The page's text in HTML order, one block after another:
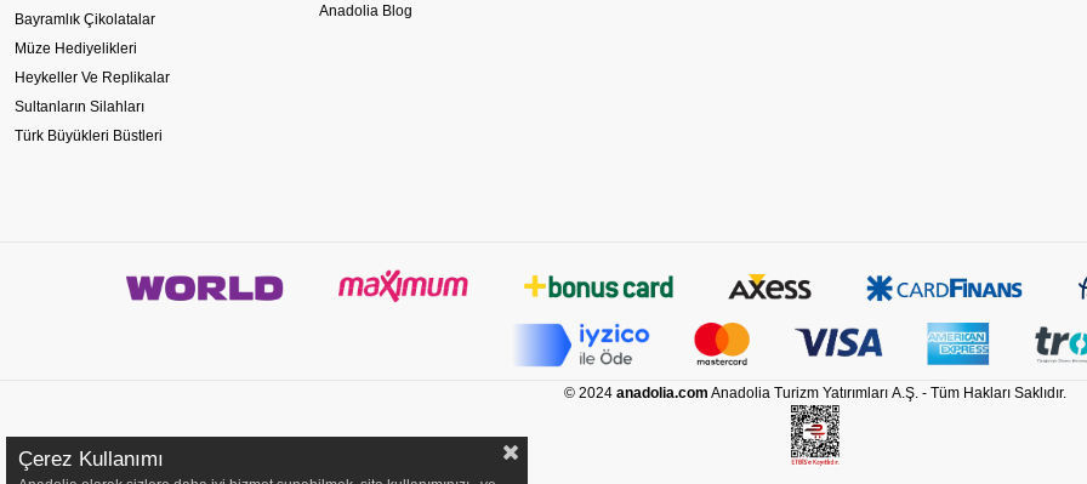
Bayramlık Çikolatalar
Müze Hediyelikleri
Heykeller Ve Replikalar
Sultanların Silahları
Türk Büyükleri Büstleri
Anadolia Blog
© 2024 anadolia.com Anadolia Turizm Yatırımları A.Ş. - Tüm Hakları Saklıdır.
Çerez Kullanımı